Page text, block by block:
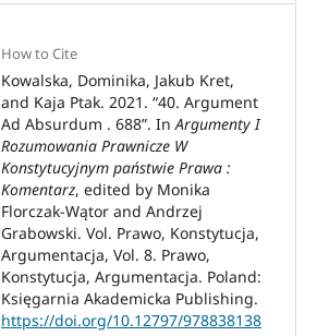
How to Cite
Kowalska, Dominika, Jakub Kret,
and Kaja Ptak. 2021. “40. Argument
Ad Absurdum . 688”. In Argumenty I
Rozumowania Prawnicze W
Konstytucyjnym państwie Prawa :
Komentarz, edited by Monika
Florczak-Wątor and Andrzej
Grabowski. Vol. Prawo, Konstytucja,
Argumentacja, Vol. 8. Prawo,
Konstytucja, Argumentacja. Poland:
Księgarnia Akademicka Publishing.
https://doi.org/10.12797/978838138